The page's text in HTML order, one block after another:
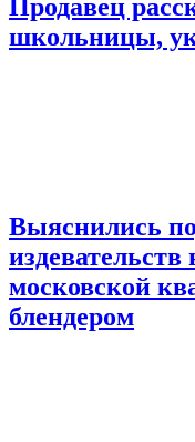
Продавец
школьницы,
Выяснились
московской
блендером